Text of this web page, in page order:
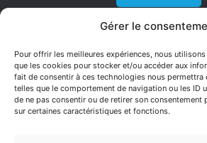
Gérer le
Pour offrir les meilleures expériences, nous
que les cookies pour stocker et/ou accéder aux
fait de consentir à ces technologies nous permettra
telles que le comportement de navigation ou les ID
de ne pas consentir ou de retirer son consentement
sur certaines caractéristiques et fonctions.